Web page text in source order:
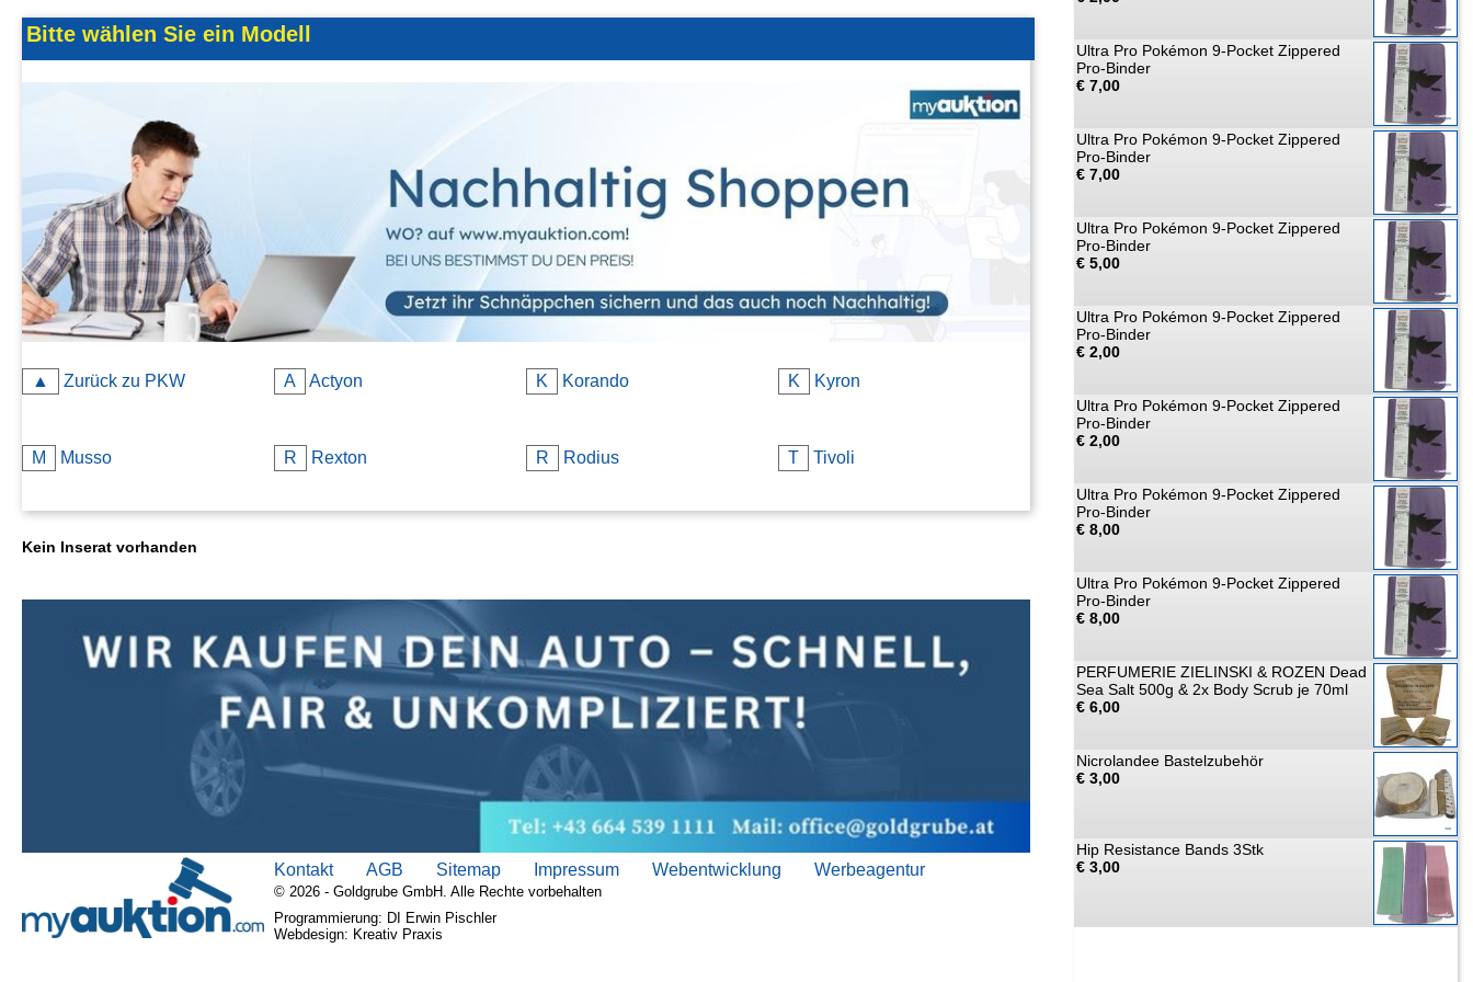
Kontakt
AGB, Nutzungsbedingungen
Ultra Pro Pokémon 9-Pocket Zippered
Pro-Binder
€ 7,00
Ultra Pro Pokémon 9-Pocket Zippered
Pro-Binder
€ 7,00
Ultra Pro Pokémon 9-Pocket Zippered
Pro-Binder
€ 5,00
Ultra Pro Pokémon 9-Pocket Zippered
Pro-Binder
€ 2,00
Ultra Pro Pokémon 9-Pocket Zippered
Pro-Binder
€ 2,00
Ultra Pro Pokémon 9-Pocket Zippered
Pro-Binder
€ 8,00
Ultra Pro Pokémon 9-Pocket Zippered
Pro-Binder
€ 8,00
PERFUMERIE ZIELINSKI & ROZEN Dead
Sea Salt 500g & 2x Body Scrub je 70ml
€ 6,00
Nicrolandee Bastelzubehör
€ 3,00
Hip Resistance Bands 3Stk
€ 3,00
Bitte wählen Sie ein Modell
▲ Zurück zu PKW A Actyon K Korando K Kyron
M Musso R Rexton R Rodius T Tivoli
Kein Inserat vorhanden
Kontakt AGB Sitemap Impressum Webentwicklung Werbeagentur
© 2026 - Goldgrube GmbH. Alle Rechte vorbehalten
Programmierung: DI Erwin Pischler
Webdesign: Kreativ Praxis